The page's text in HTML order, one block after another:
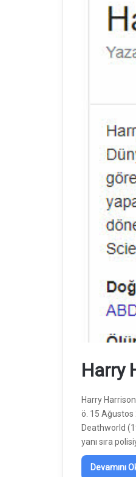
Harry
Harry
ö. 15 Ağustos
Deathworld
yanı sıra
Devamını